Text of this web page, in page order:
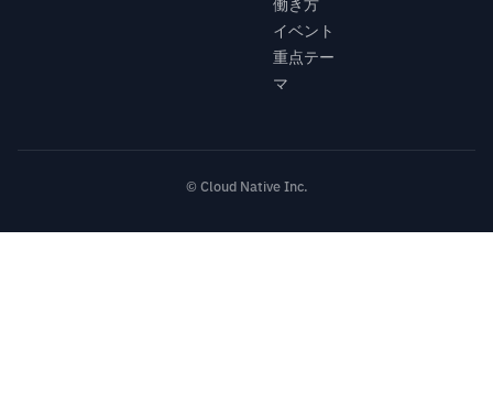
働き方
イベント
重点テー
マ
© Cloud Native Inc.